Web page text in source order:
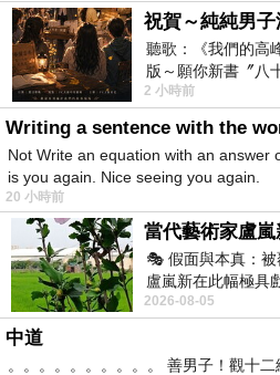
祝賀～純純男子
聽歌：《我們的高
版～願你新書〞八
經在我的版留言…
2 小時前
Writing a sentence with the
Not Write an equation with an answer
is you again. Nice seeing you again.
20 小時前
🎭 假面與本真：
盧嵐新在此幅極具
運用質感豐富的紙
2026-08-05
中道
。。。。。。。。。。 善男子！觀十